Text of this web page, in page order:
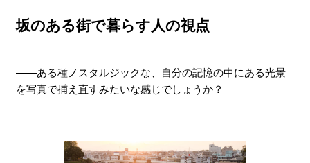
坂のある街で暮らす人の視点
――ある種ノスタルジックな、自分の記憶の中にある光景
を写真で捕え直すみたいな感じでしょうか？